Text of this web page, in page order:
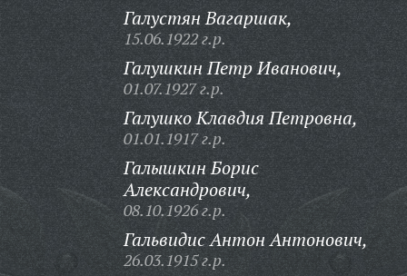
Галустян Вагаршак,
15.06.1922 г.р.
Галушкин Петр Иванович,
01.07.1927 г.р.
Галушко Клавдия Петровна,
01.01.1917 г.р.
Галышкин Борис
Александрович,
08.10.1926 г.р.
Гальвидис Антон Антонович,
26.03.1915 г.р.